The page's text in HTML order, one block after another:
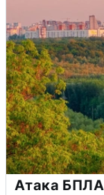
Атака